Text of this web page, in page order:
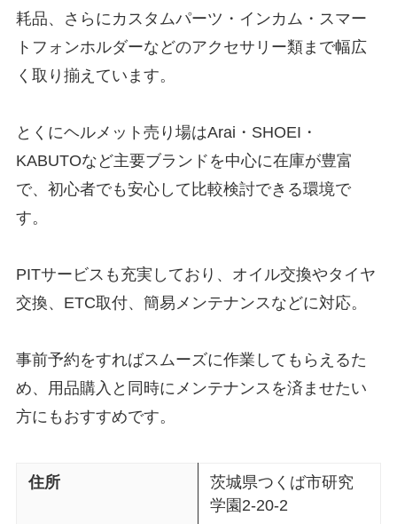
耗品、さらにカスタムパーツ・インカム・スマー
トフォンホルダーなどのアクセサリー類まで幅広
く取り揃えています。
とくにヘルメット売り場はArai・SHOEI・
KABUTOなど主要ブランドを中心に在庫が豊富
で、初心者でも安心して比較検討できる環境で
す。
PITサービスも充実しており、オイル交換やタイヤ
交換、ETC取付、簡易メンテナンスなどに対応。
事前予約をすればスムーズに作業してもらえるた
め、用品購入と同時にメンテナンスを済ませたい
方にもおすすめです。
住所
茨城県つくば市研究
学園2-20-2